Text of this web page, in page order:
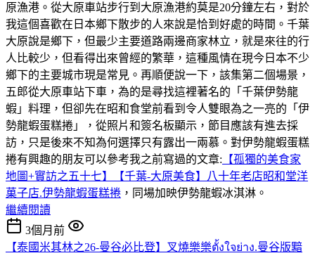
原漁港。從大原車站步行到大原漁港約莫是20分鐘左右，對於
我這個喜歡在日本鄉下散步的人來說是恰到好處的時間。千葉
大原說是鄉下，但最少主要道路兩邊商家林立，就是來往的行
人比較少，但看得出來曾經的繁華，這種風情在現今日本不少
鄉下的主要城市現是常見。再順便說一下，該集第二個場景，
五郎從大原車站下車，為的是尋找這裡著名的「千葉伊勢龍
蝦」料理，但卻先在昭和食堂前看到令人雙眼為之一亮的「伊
勢龍蝦蛋糕捲」，從照片和簽名板顯示，節目應該有進去採
訪，只是後來不知為何選擇只有露出一兩慕。對伊勢龍蝦蛋糕
捲有興趣的朋友可以參考我之前寫過的文章: 【孤獨的美食家
地圖+實訪之五十七】【千葉-大原美食】八十年老店昭和堂洋
菓子店.伊勢龍蝦蛋糕捲 ，同場加映伊勢龍蝦冰淇淋。
繼續閱讀
3個月前
【泰國米其林之26-曼谷必比登】叉燒樂樂ตั้งใจย่าง.曼谷版黯